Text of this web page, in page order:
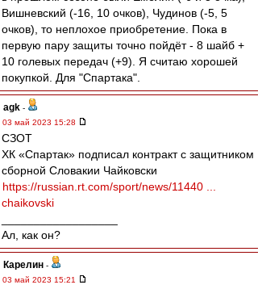
Вишневский (-16, 10 очков), Чудинов (-5, 5
очков), то неплохое приобретение. Пока в
первую пару защиты точно пойдёт - 8 шайб +
10 голевых передач (+9). Я считаю хорошей
покупкой. Для "Спартака".
agk -
03 май 2023 15:28
СЗОТ
ХК «Спартак» подписал контракт с защитником
сборной Словакии Чайковски
https://russian.rt.com/sport/news/11440 ...
chaikovski
Ал, как он?
Карелин -
03 май 2023 15:21